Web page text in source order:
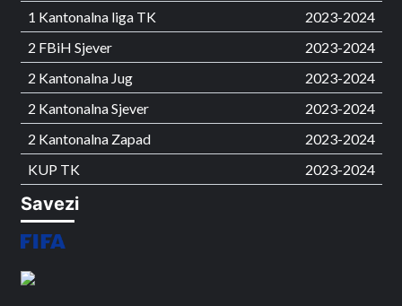
1 Kantonalna liga TK
2023-2024
2 FBiH Sjever
2023-2024
2 Kantonalna Jug
2023-2024
2 Kantonalna Sjever
2023-2024
2 Kantonalna Zapad
2023-2024
KUP TK
2023-2024
Savezi